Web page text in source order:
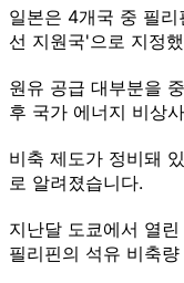
일본은 4개국 중 필
선 지원국'으로 지정
원유 공급 대부분을
후 국가 에너지 비상
비축 제도가 정비돼
로 알려졌습니다.
지난달 도쿄에서 열
필리핀의 석유 비축